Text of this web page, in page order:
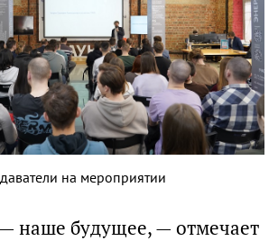
на мероприятии
наше будущее, — отмечает